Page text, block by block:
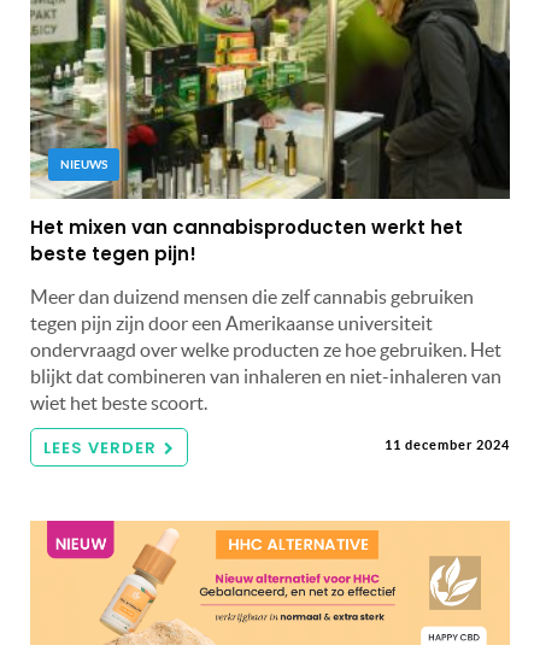
NIEUWS
Het mixen van cannabisproducten werkt het
beste tegen pijn!
Meer dan duizend mensen die zelf cannabis gebruiken
tegen pijn zijn door een Amerikaanse universiteit
ondervraagd over welke producten ze hoe gebruiken. Het
blijkt dat combineren van inhaleren en niet-inhaleren van
wiet het beste scoort.
LEES VERDER 11 december 2024